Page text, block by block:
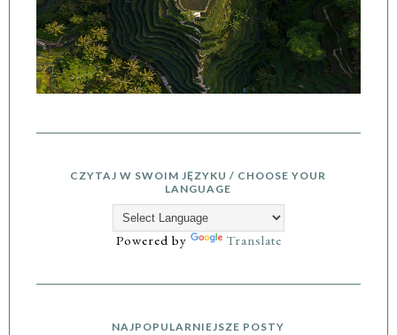
CZYTAJ W SWOIM JĘZYKU / CHOOSE YOUR
LANGUAGE
Powered by Translate
NAJPOPULARNIEJSZE POSTY